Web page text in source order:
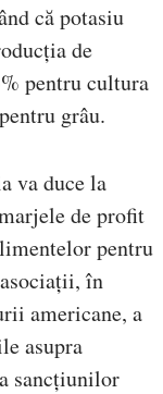
că potasiu
de
pentru cultura
grâu.
va duce la
de profit
pentru
în
americane, a
asupra
sancțiunilor